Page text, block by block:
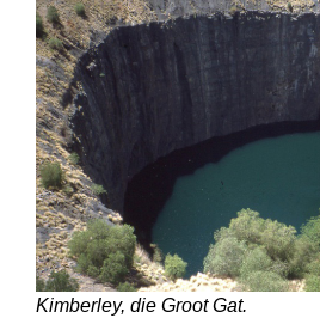
Kimberley, die Groot Gat.